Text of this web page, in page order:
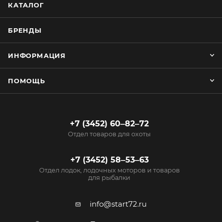
КАТАЛОГ
БРЕНДЫ
ИНФОРМАЦИЯ
ПОМОЩЬ
+7 (3452) 60‒82‒72
Отдел товаров для охоты
+7 (3452) 58‒53‒63
Отдел лодок, лодочных моторов и товаров
для рыбалки
info@start72.ru